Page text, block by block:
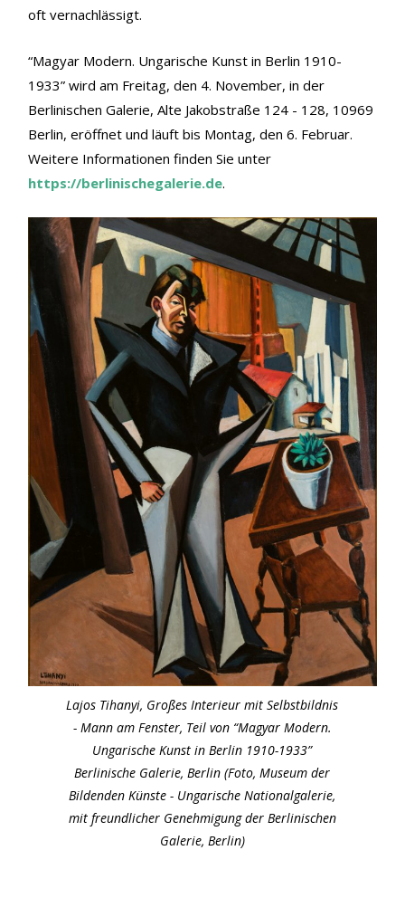
oft vernachlässigt.
“Magyar Modern. Ungarische Kunst in Berlin 1910-
1933” wird am Freitag, den 4. November, in der
Berlinischen Galerie, Alte Jakobstraße 124 - 128, 10969
Berlin, eröffnet und läuft bis Montag, den 6. Februar.
Weitere Informationen finden Sie unter
https://berlinischegalerie.de.
Lajos Tihanyi, Großes Interieur mit Selbstbildnis
- Mann am Fenster, Teil von “Magyar Modern.
Ungarische Kunst in Berlin 1910-1933”
Berlinische Galerie, Berlin (Foto, Museum der
Bildenden Künste - Ungarische Nationalgalerie,
mit freundlicher Genehmigung der Berlinischen
Galerie, Berlin)